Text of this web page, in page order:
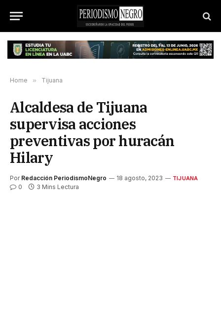
Home » Tijuana
Alcaldesa de Tijuana
supervisa acciones
preventivas por huracán
Hilary
Por Redacción PeriodismoNegro 18 agosto, 2023 TIJUANA
0 3 Mins Lectura